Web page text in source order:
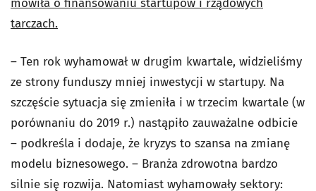
mówiła o finansowaniu startupów i rządowych
tarczach.
– Ten rok wyhamował w drugim kwartale, widzieliśmy
ze strony funduszy mniej inwestycji w startupy. Na
szczęście sytuacja się zmieniła i w trzecim kwartale (w
porównaniu do 2019 r.) nastąpiło zauważalne odbicie
– podkreśla i dodaje, że kryzys to szansa na zmianę
modelu biznesowego. – Branża zdrowotna bardzo
silnie się rozwija. Natomiast wyhamowały sektory: